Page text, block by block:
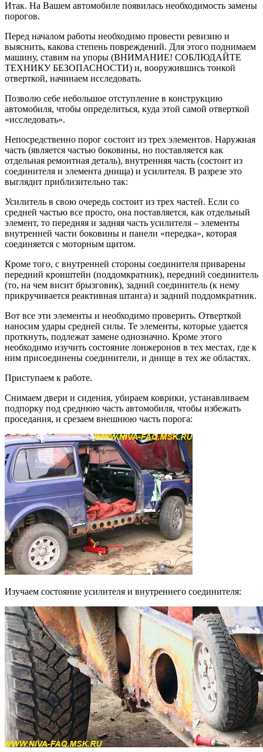
Итак. На Вашем автомобиле появилась необходимость замены
порогов.
Перед началом работы необходимо провести ревизию и
выяснить, какова степень повреждений. Для этого поднимаем
машину, ставим на упоры (ВНИМАНИЕ! СОБЛЮДАЙТЕ
ТЕХНИКУ БЕЗОПАСНОСТИ) и, вооружившись тонкой
отверткой, начинаем исследовать.
Позволю себе небольшое отступление в конструкцию
автомобиля, чтобы определиться, куда этой самой отверткой
«исследовать».
Непосредственно порог состоит из трех элементов. Наружная
часть (является частью боковины, но поставляется как
отдельная ремонтная деталь), внутренняя часть (состоит из
соединителя и элемента днища) и усилителя. В разрезе это
выглядит приблизительно так:
Усилитель в свою очередь состоит из трех частей. Если со
средней частью все просто, она поставляется, как отдельный
элемент, то передняя и задняя часть усилителя – элементы
внутренней части боковины и панели «передка», которая
соединяется с моторным щитом.
Кроме того, с внутренней стороны соединителя приварены
передний кронштейн (поддомкратник), передний соединитель
(то, на чем висит брызговик), задний соединитель (к нему
прикручивается реактивная штанга) и задний поддомкратник.
Вот все эти элементы и необходимо проверить. Отверткой
наносим удары средней силы. Те элементы, которые удается
проткнуть, подлежат замене однозначно. Кроме этого
необходимо изучить состояние лонжеронов в тех местах, где к
ним присоединены соединители, и днище в тех же областях.
Приступаем к работе.
Снимаем двери и сидения, убираем коврики, устанавливаем
подпорку под среднюю часть автомобиля, чтобы избежать
проседания, и срезаем внешнюю часть порога:
Изучаем состояние усилителя и внутреннего соединителя: